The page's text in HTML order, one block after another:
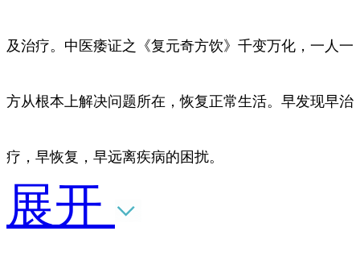
及治疗。中医痿证之《复元奇方饮》千变万化，一人一
方从根本上解决问题所在，恢复正常生活。早发现早治
疗，早恢复，早远离疾病的困扰。
展开